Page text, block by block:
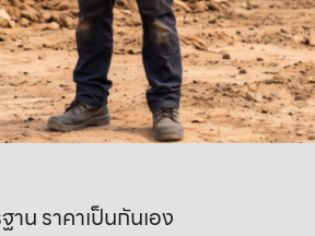
น ราคาเป็นกันเอง